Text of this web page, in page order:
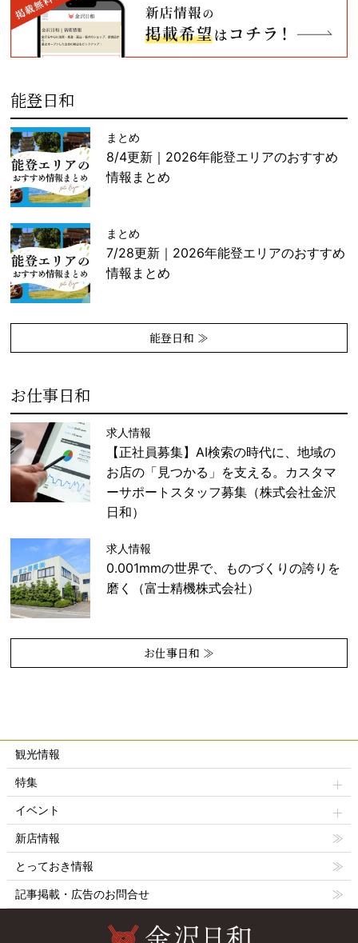
能登日和
まとめ
8/4更新｜2026年能登エリアのおすすめ
情報まとめ
まとめ
7/28更新｜2026年能登エリアのおすすめ
情報まとめ
能登日和 ≫
お仕事日和
求人情報
【正社員募集】AI検索の時代に、地域の
お店の「見つかる」を支える。カスタマ
ーサポートスタッフ募集（株式会社金沢
日和）
求人情報
0.001mmの世界で、ものづくりの誇りを
磨く（富士精機株式会社）
お仕事日和 ≫
観光情報
特集
イベント
新店情報
とっておき情報
記事掲載・広告のお問合せ